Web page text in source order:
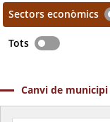
Sectors econòmics
Tots
Canvi de municipi